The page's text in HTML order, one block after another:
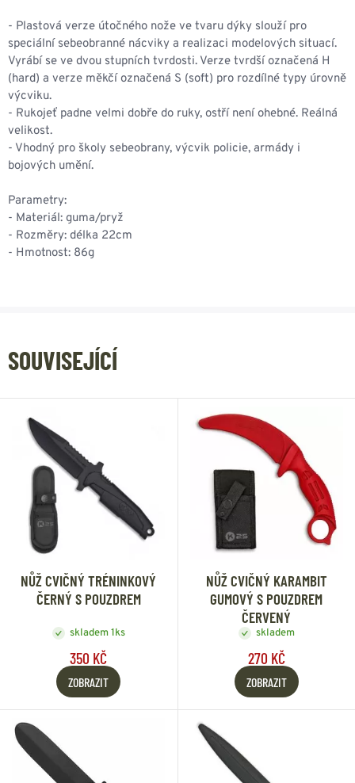
- Plastová verze útočného nože ve tvaru dýky slouží pro
speciální sebeobranné nácviky a realizaci modelových situací.
Vyrábí se ve dvou stupních tvrdosti. Verze tvrdší označená H
(hard) a verze měkčí označená S (soft) pro rozdílné typy úrovně
výcviku.
- Rukojeť padne velmi dobře do ruky, ostří není ohebné. Reálná
velikost.
- Vhodný pro školy sebeobrany, výcvik policie, armády i
bojových umění.
Parametry:
- Materiál: guma/pryž
- Rozměry: délka 22cm
- Hmotnost: 86g
SOUVISEJÍCÍ
NŮŽ CVIČNÝ TRÉNINKOVÝ
ČERNÝ S POUZDREM
skladem 1ks
350 KČ
ZOBRAZIT
NŮŽ CVIČNÝ KARAMBIT
GUMOVÝ S POUZDREM
ČERVENÝ
skladem
270 KČ
ZOBRAZIT